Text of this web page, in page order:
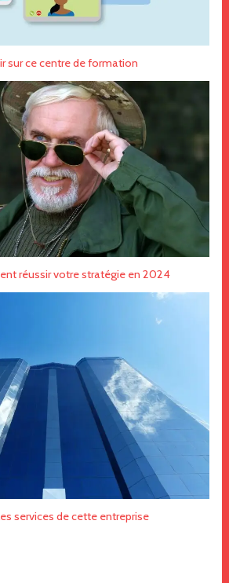
sur ce centre de formation
réussir votre stratégie en 2024
services de cette entreprise